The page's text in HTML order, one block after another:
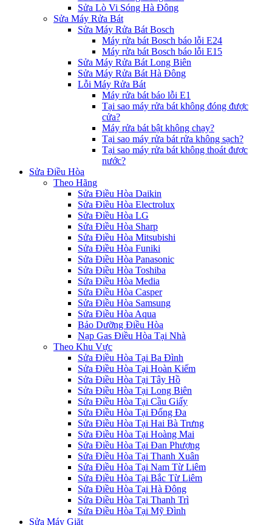
Sửa Lò Vi Sóng Hà Đông
Sửa Máy Rửa Bát
Sửa Máy Rửa Bát Bosch
Máy rửa bát Bosch báo lỗi E24
Máy rửa bát Bosch báo lỗi E15
Sửa Máy Rửa Bát Long Biên
Sửa Máy Rửa Bát Hà Đông
Lỗi Máy Rửa Bát
Máy rửa bát báo lỗi E1
Tại sao máy rửa bát không đóng được
cửa?
Máy rửa bát bật không chạy?
Tại sao máy rửa bát rửa không sạch?
Tại sao máy rửa bát không thoát được
nước?
Sửa Điều Hòa
Theo Hãng
Sửa Điều Hòa Daikin
Sửa Điều Hòa Electrolux
Sửa Điều Hòa LG
Sửa Điều Hòa Sharp
Sửa Điều Hòa Mitsubishi
Sửa Điều Hòa Funiki
Sửa Điều Hòa Panasonic
Sửa Điều Hòa Toshiba
Sửa Điều Hòa Media
Sửa Điều Hòa Casper
Sửa Điều Hòa Samsung
Sửa Điều Hòa Aqua
Bảo Dưỡng Điều Hòa
Nạp Gas Điều Hòa Tại Nhà
Theo Khu Vực
Sửa Điều Hòa Tại Ba Đình
Sửa Điều Hòa Tại Hoàn Kiếm
Sửa Điều Hòa Tại Tây Hồ
Sửa Điều Hòa Tại Long Biên
Sửa Điều Hòa Tại Cầu Giấy
Sửa Điều Hòa Tại Đống Đa
Sửa Điều Hòa Tại Hai Bà Trưng
Sửa Điều Hòa Tại Hoàng Mai
Sửa Điều Hòa Tại Đan Phượng
Sửa Điều Hòa Tại Thanh Xuân
Sửa Điều Hòa Tại Nam Từ Liêm
Sửa Điều Hòa Tại Bắc Từ Liêm
Sửa Điều Hòa Tại Hà Đông
Sửa Điều Hòa Tại Thanh Trì
Sửa Điều Hòa Tại Mỹ Đình
Sửa Máy Giặt